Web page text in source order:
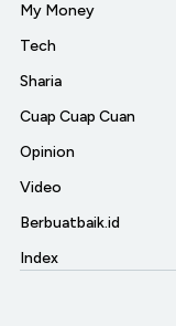
My Money
Tech
Sharia
Cuap Cuap Cuan
Opinion
Video
Berbuatbaik.id
Index